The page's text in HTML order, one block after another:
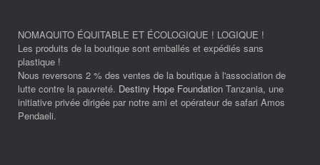
NOMAQUITO ÉQUITABLE ET ÉCOLOGIQUE ! LOGIQUE !
Les produits de la boutique sont emballés et expédiés sans
plastique !
Nous reversons 2 % des ventes de la boutique à l'association de
lutte contre la pauvreté. Destiny Hope Foundation Tanzania, une
initiative privée dirigée par notre ami et opérateur de safari Amos
Pendaeli.